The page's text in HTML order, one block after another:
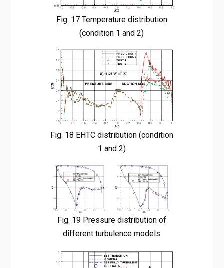
Fig. 17 Temperature distribution
(condition 1 and 2)
Fig. 18 EHTC distribution (condition
1 and 2)
Fig. 19 Pressure distribution of
different turbulence models